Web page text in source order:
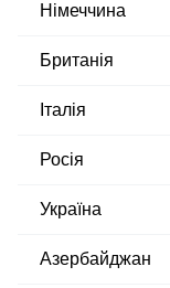
Німеччина
Британія
Італія
Росія
Україна
Азербайджан